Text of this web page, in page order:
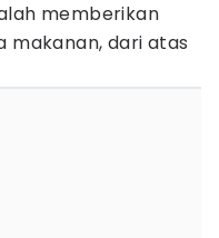
memberikan
makanan, dari atas